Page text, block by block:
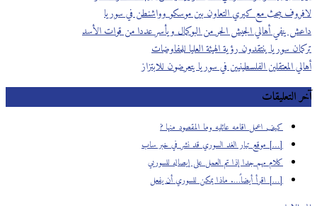
لافروف يبحث مع كيري التعاون بين موسكو وواشنطن في سوريا
داعش ينفي أهالي الجيش الحر من البوكمال ويأسر عددا من قوات الأسد
تركمان سوريا ينتقدون رؤية الهيئة العليا للمفاوضات
أهالي المعتقلين الفلسطينيين في سوريا يتعرضون للابتزاز
آخر التعليقات
كيف اعمل اقامه عائليه وما المقصود منها ?
[…] موقع تيار الغد السوري قد نشر في خبر ساب
كلام مهم جدا إذا تم العمل على إيصاله للسوريي
[…] اقرأ أيضاً…. ماذا يمكن للسوري أن يفعل